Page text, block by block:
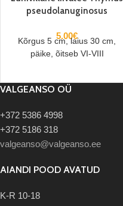
pseudolanuginosus
5.00€
Kõrgus 5 cm, laius 30 cm,
päike, õitseb VI-VIII
VALGEANSO OÜ
+372 5386 4998
+372 5186 318
valgeanso@valgeanso.ee
AIANDI POOD AVATUD
K-R 10-18